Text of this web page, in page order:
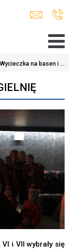
Wycieczka na basen i ...
i VII wybrały się